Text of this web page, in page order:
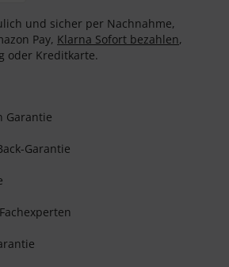
und sicher per Nachnahme,
Pay, Klarna Sofort bezahlen,
oder Kreditkarte.
Garantie
Garantie